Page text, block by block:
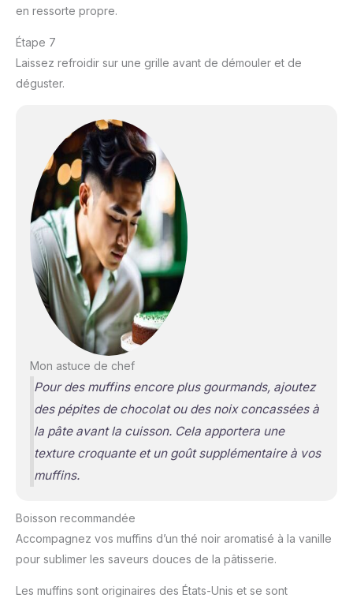
en ressorte propre.
Étape 7
Laissez refroidir sur une grille avant de démouler et de
déguster.
Mon astuce de chef
Pour des muffins encore plus gourmands, ajoutez
des pépites de chocolat ou des noix concassées à
la pâte avant la cuisson. Cela apportera une
texture croquante et un goût supplémentaire à vos
muffins.
Boisson recommandée
Accompagnez vos muffins d’un thé noir aromatisé à la vanille
pour sublimer les saveurs douces de la pâtisserie.
Les muffins sont originaires des États-Unis et se sont